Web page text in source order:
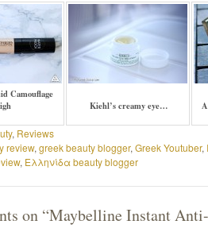
Camouflage
Kiehl’s creamy eye…
, Reviews
review, greek beauty blogger, Greek Youtuber,
, Ελληνίδα beauty blogger
on “Maybelline Instant